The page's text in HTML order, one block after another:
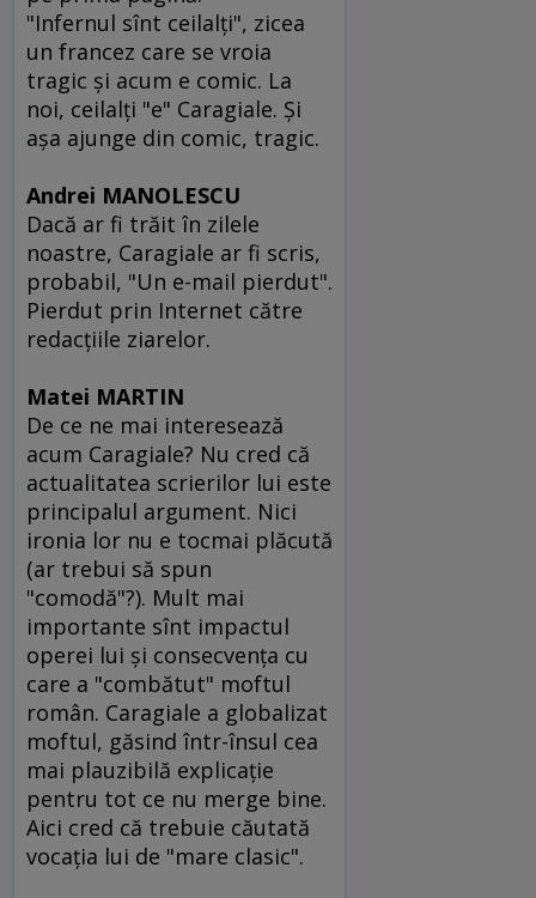
"Infernul sînt ceilalţi", zicea
un francez care se vroia
tragic şi acum e comic. La
noi, ceilalţi "e" Caragiale. Şi
aşa ajunge din comic, tragic.
Andrei MANOLESCU
Dacă ar fi trăit în zilele
noastre, Caragiale ar fi scris,
probabil, "Un e-mail pierdut".
Pierdut prin Internet către
redacţiile ziarelor.
Matei MARTIN
De ce ne mai interesează
acum Caragiale? Nu cred că
actualitatea scrierilor lui este
principalul argument. Nici
ironia lor nu e tocmai plăcută
(ar trebui să spun
"comodă"?). Mult mai
importante sînt impactul
operei lui şi consecvenţa cu
care a "combătut" moftul
român. Caragiale a globalizat
moftul, găsind într-însul cea
mai plauzibilă explicaţie
pentru tot ce nu merge bine.
Aici cred că trebuie căutată
vocaţia lui de "mare clasic".